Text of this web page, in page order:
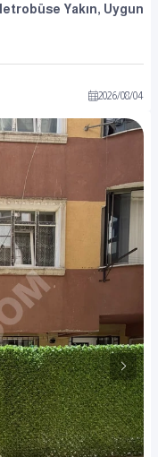
Yakın, Uygun
2026/08/04